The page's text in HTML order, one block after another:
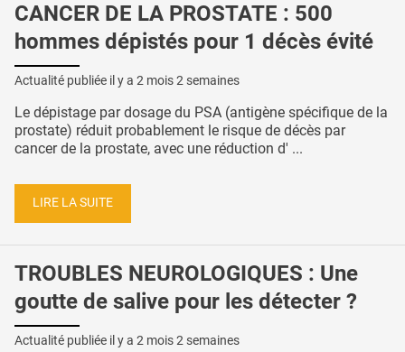
CANCER DE LA PROSTATE : 500
hommes dépistés pour 1 décès évité
Actualité publiée il y a 2 mois 2 semaines
Le dépistage par dosage du PSA (antigène spécifique de la
prostate) réduit probablement le risque de décès par
cancer de la prostate, avec une réduction d' ...
LIRE LA SUITE
TROUBLES NEUROLOGIQUES : Une
goutte de salive pour les détecter ?
Actualité publiée il y a 2 mois 2 semaines